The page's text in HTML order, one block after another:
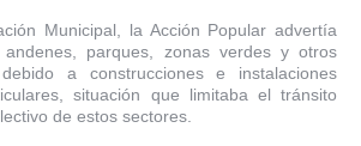
Municipal, la Acción Popular advertía
andenes, parques, zonas verdes y otros
a construcciones e instalaciones
situación que limitaba el tránsito
de estos sectores.